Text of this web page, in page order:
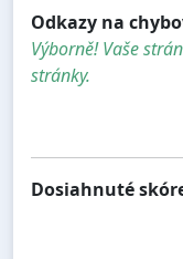
Odkazy na
Výborně! Vaše
stránky.
Dosiahnuté